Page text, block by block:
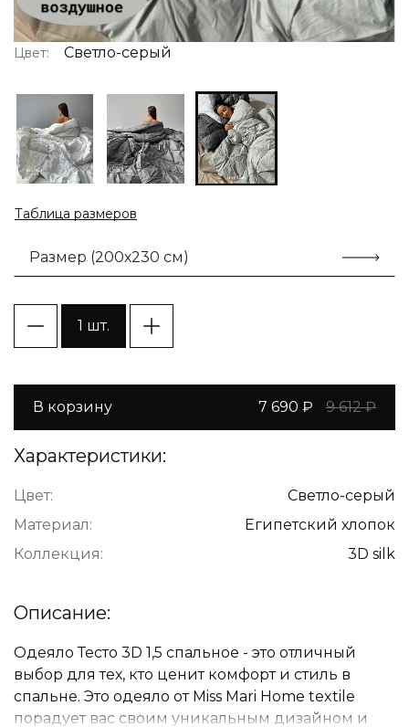
Цвет: Светло-серый
Таблица размеров
Размер (200х230 см)
1 шт.
В корзину 7 690 ₽ 9 612 ₽
Характеристики:
Цвет:
Светло-серый
Материал:
Египетский хлопок
Коллекция:
3D silk
Описание:
Одеяло Тесто 3D 1,5 спальное - это отличный
выбор для тех, кто ценит комфорт и стиль в
спальне. Это одеяло от Miss Mari Home textile
порадует вас своим уникальным дизайном и